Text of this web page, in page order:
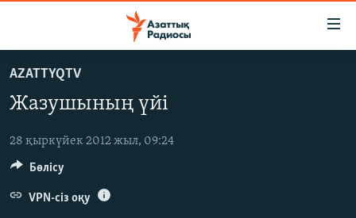
to
main
Skip
to
Navigation
ЖАҢАЛЫҚТАР
САЯСАТ
AZATTYQTV
ҚАҢТАР ОҚИҒАСЫ
АДАМ ҚҰҚЫҚТАРЫ
AZATTYQTV
Жазушының үйі
28 қыркүйек 2012 жыл, 09:24
Бөлісу
VPN-сіз оқу